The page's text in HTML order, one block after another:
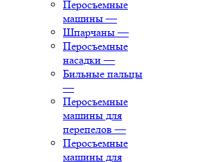
Перосъемные
машины —
Шпарчаны —
Перосъемные
насадки —
Бильные пальцы
—
Перосъемные
машины для
перепелов —
Перосъемные
машины для